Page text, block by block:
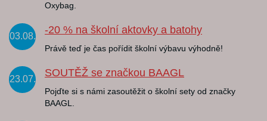
Oxybag.
03.08.
-20 % na školní aktovky a batohy
Právě teď je čas pořídit školní výbavu výhodně!
23.07.
SOUTĚŽ se značkou BAAGL
Pojďte si s námi zasoutěžit o školní sety od značky
BAAGL.